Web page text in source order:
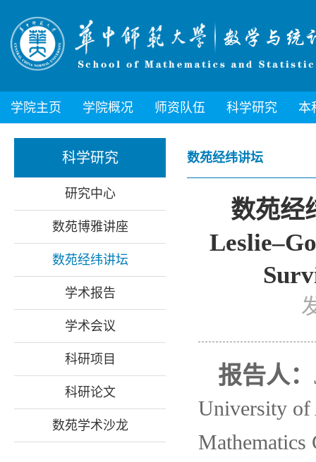
学院主页 学院概况 师资队伍 科学研究 本
科学研究
研究中心
数苑博雅讲座
数苑经纬讲坛
学术报告
学术会议
科研项目
科研论文
数苑学术沙龙
数苑经纬讲坛
数苑经
报告人：
University of
Mathematics